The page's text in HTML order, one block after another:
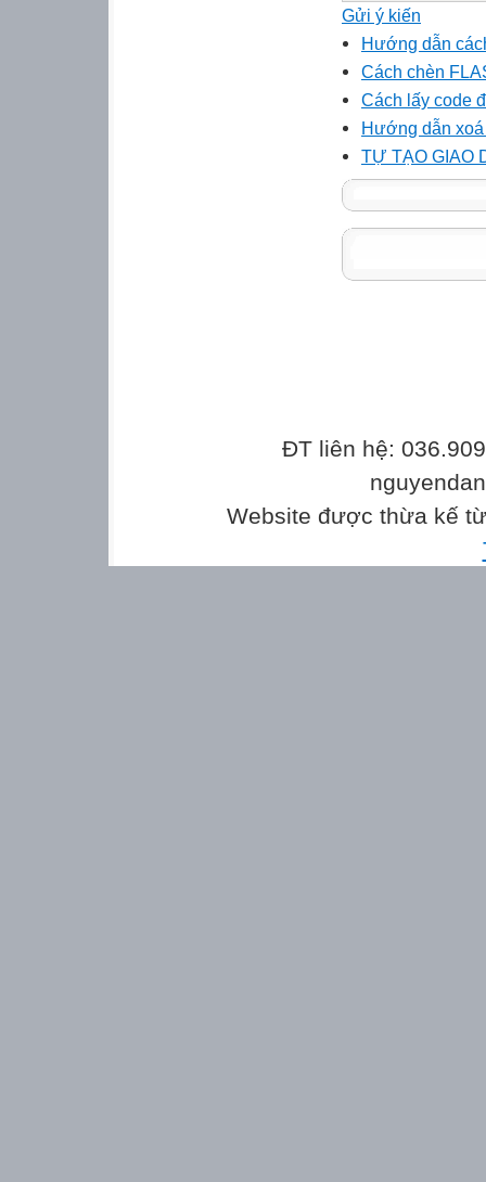
Gửi ý kiến
Hướng dẫn
Cách chèn
Cách lấy code
Hướng dẫn
TỰ TẠO GIAO
ĐT liên hệ:
Website được thừa kế